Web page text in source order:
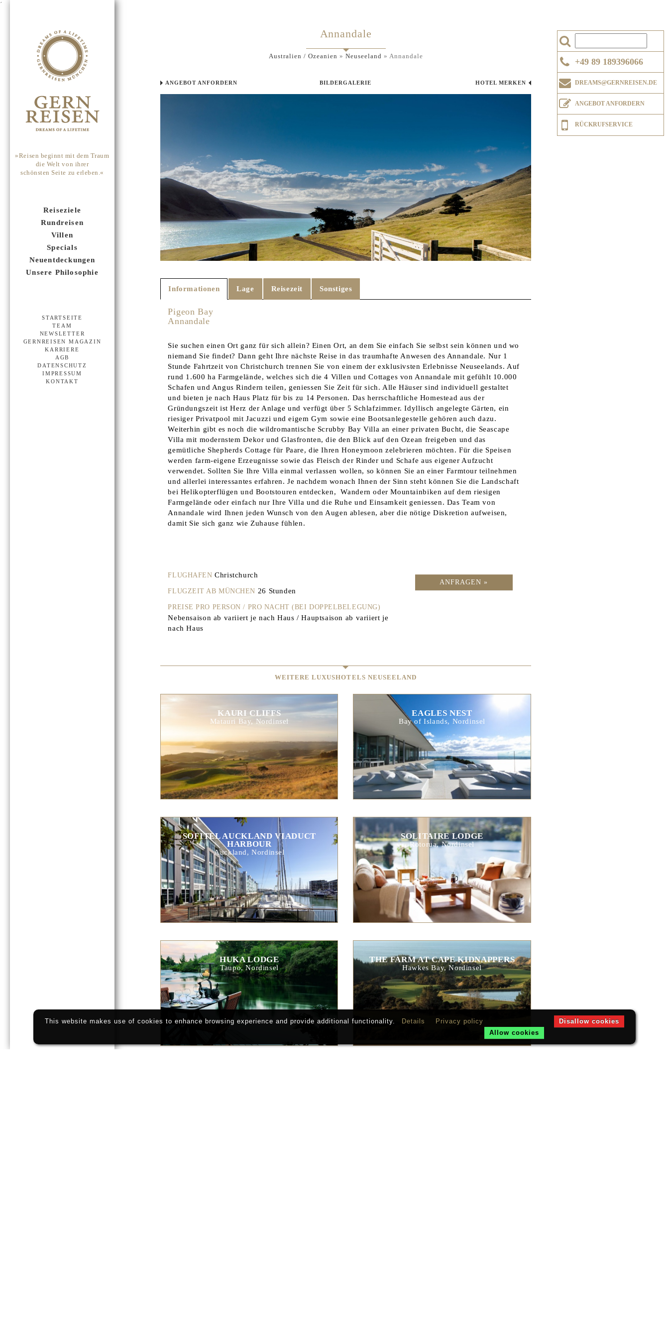
´
»Reisen beginnt mit dem Traum
die Welt von ihrer
schönsten Seite zu erleben.«
Reiseziele
Rundreisen
Villen
Specials
Neuentdeckungen
Unsere Philosophie
STARTSEITE
TEAM
NEWSLETTER
GERNREISEN MAGAZIN
KARRIERE
AGB
DATENSCHUTZ
IMPRESSUM
KONTAKT
+49 89 189396066
DREAMS@GERNREISEN.DE
ANGEBOT ANFORDERN
RÜCKRUFSERVICE
Annandale
Australien / Ozeanien » Neuseeland » Annandale
ANGEBOT ANFORDERN BILDERGALERIE HOTEL MERKEN
Informationen Lage Reisezeit Sonstiges
Pigeon Bay
Annandale
Sie suchen einen Ort ganz für sich allein? Einen Ort, an dem Sie einfach Sie selbst sein können und wo
niemand Sie findet? Dann geht Ihre nächste Reise in das traumhafte Anwesen des Annandale. Nur 1
Stunde Fahrtzeit von Christchurch trennen Sie von einem der exklusivsten Erlebnisse Neuseelands. Auf
rund 1.600 ha Farmgelände, welches sich die 4 Villen und Cottages von Annandale mit gefühlt 10.000
Schafen und Angus Rindern teilen, geniessen Sie Zeit für sich. Alle Häuser sind individuell gestaltet
und bieten je nach Haus Platz für bis zu 14 Personen. Das herrschaftliche Homestead aus der
Gründungszeit ist Herz der Anlage und verfügt über 5 Schlafzimmer. Idyllisch angelegte Gärten, ein
riesiger Privatpool mit Jacuzzi und eigem Gym sowie eine Bootsanlegestelle gehören auch dazu.
Weiterhin gibt es noch die wildromantische Scrubby Bay Villa an einer privaten Bucht, die Seascape
Villa mit modernstem Dekor und Glasfronten, die den Blick auf den Ozean freigeben und das
gemütliche Shepherds Cottage für Paare, die Ihren Honeymoon zelebrieren möchten. Für die Speisen
werden farm-eigene Erzeugnisse sowie das Fleisch der Rinder und Schafe aus eigener Aufzucht
verwendet. Sollten Sie Ihre Villa einmal verlassen wollen, so können Sie an einer Farmtour teilnehmen
und allerlei interessantes erfahren. Je nachdem wonach Ihnen der Sinn steht können Sie die Landschaft
bei Helikopterflügen und Bootstouren entdecken, Wandern oder Mountainbiken auf dem riesigen
Farmgelände oder einfach nur Ihre Villa und die Ruhe und Einsamkeit geniessen. Das Team von
Annandale wird Ihnen jeden Wunsch von den Augen ablesen, aber die nötige Diskretion aufweisen,
damit Sie sich ganz wie Zuhause fühlen.
FLUGHAFEN Christchurch
FLUGZEIT AB MÜNCHEN 26 Stunden
PREISE PRO PERSON / PRO NACHT (BEI DOPPELBELEGUNG)
Nebensaison ab variiert je nach Haus / Hauptsaison ab variiert je
nach Haus
ANFRAGEN »
WEITERE LUXUSHOTELS NEUSEELAND
KAURI CLIFFS
Matauri Bay, Nordinsel
EAGLES NEST
Bay of Islands, Nordinsel
SOFITEL AUCKLAND VIADUCT
HARBOUR
Auckland, Nordinsel
SOLITAIRE LODGE
Rotorua, Nordinsel
HUKA LODGE
Taupo, Nordinsel
THE FARM AT CAPE KIDNAPPERS
Hawkes Bay, Nordinsel
This website makes use of cookies to enhance browsing experience and provide additional functionality. Details Privacy policy
Disallow cookies
Allow cookies